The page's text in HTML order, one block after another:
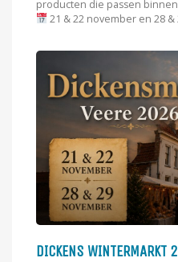
producten die passen
21 & 22 november en 28
DICKENS WINTERMARKT